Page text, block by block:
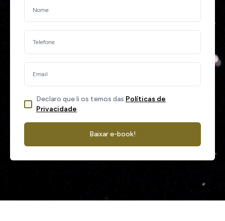
Declaro que li os temos das Políticas de
Privacidade
Baixar e-book!